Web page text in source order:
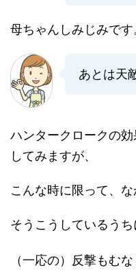
母ちゃんしみじみです
あとは天
ハンタークロークの
してみますが、
こんな時に限って、な
そうこうしているうち
（一応の）反撃もむな